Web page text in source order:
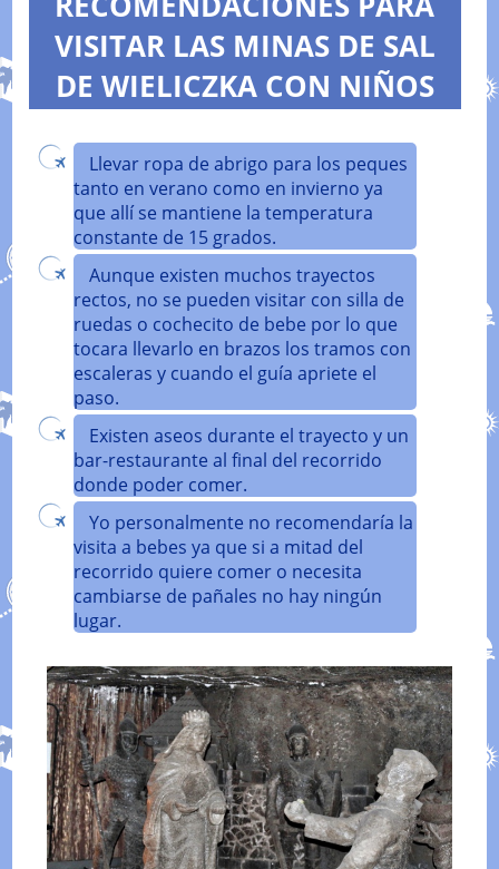
VISITAR LAS MINAS DE SAL
DE WIELICZKA CON NIÑOS
Llevar ropa de abrigo para los peques
tanto en verano como en invierno ya
que allí se mantiene la temperatura
constante de 15 grados.
Aunque existen muchos trayectos
rectos, no se pueden visitar con silla de
ruedas o cochecito de bebe por lo que
tocara llevarlo en brazos los tramos con
escaleras y cuando el guía apriete el
paso.
Existen aseos durante el trayecto y un
bar-restaurante al final del recorrido
donde poder comer.
Yo personalmente no recomendaría la
visita a bebes ya que si a mitad del
recorrido quiere comer o necesita
cambiarse de pañales no hay ningún
lugar.